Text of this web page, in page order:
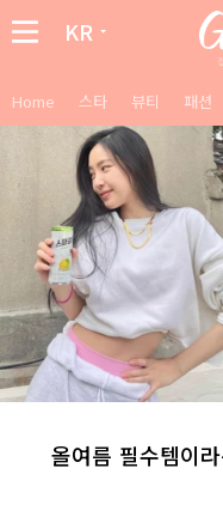
KR
Home 스타 뷰티 패션
올여름 필수템이